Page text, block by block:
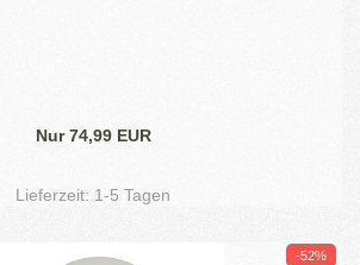
Nur 74,99 EUR
Lieferzeit: 1-5 Tagen
-52%